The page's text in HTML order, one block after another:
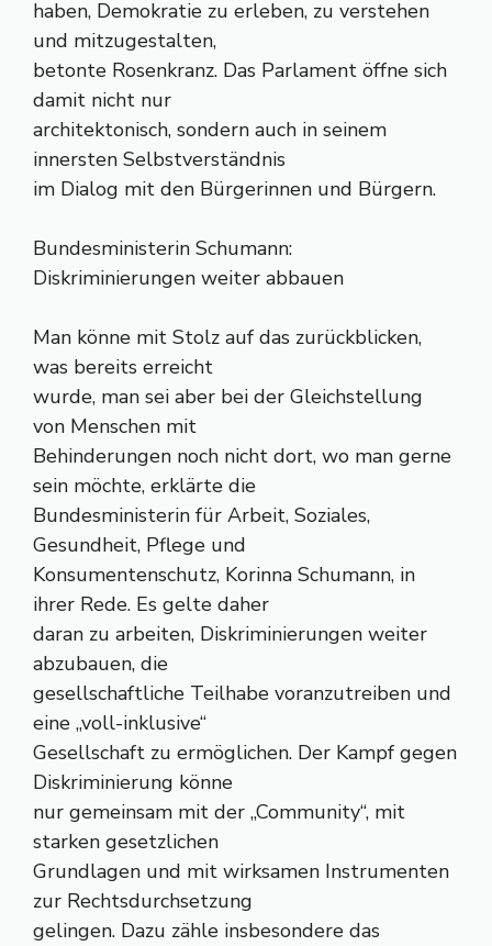
haben, Demokratie zu erleben, zu verstehen
und mitzugestalten,
betonte Rosenkranz. Das Parlament öffne sich
damit nicht nur
architektonisch, sondern auch in seinem
innersten Selbstverständnis
im Dialog mit den Bürgerinnen und Bürgern.
Bundesministerin Schumann:
Diskriminierungen weiter abbauen
Man könne mit Stolz auf das zurückblicken,
was bereits erreicht
wurde, man sei aber bei der Gleichstellung
von Menschen mit
Behinderungen noch nicht dort, wo man gerne
sein möchte, erklärte die
Bundesministerin für Arbeit, Soziales,
Gesundheit, Pflege und
Konsumentenschutz, Korinna Schumann, in
ihrer Rede. Es gelte daher
daran zu arbeiten, Diskriminierungen weiter
abzubauen, die
gesellschaftliche Teilhabe voranzutreiben und
eine „voll-inklusive“
Gesellschaft zu ermöglichen. Der Kampf gegen
Diskriminierung könne
nur gemeinsam mit der „Community“, mit
starken gesetzlichen
Grundlagen und mit wirksamen Instrumenten
zur Rechtsdurchsetzung
gelingen. Dazu zähle insbesondere das